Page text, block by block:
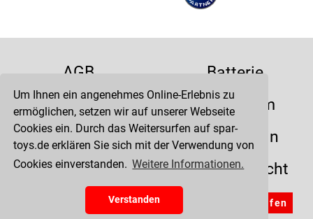
Um Ihnen ein angenehmes Online-Erlebnis zu
ermöglichen, setzen wir auf unserer Webseite
Cookies ein. Durch das Weitersurfen auf spar-
toys.de erklären Sie sich mit der Verwendung von
Cookies einverstanden. Weitere Informationen.
Verstanden
AGB
Batterie
Datenschutz
Impressum
Kontakt
Liefertermin
Versandkosten
Widerrufsrecht